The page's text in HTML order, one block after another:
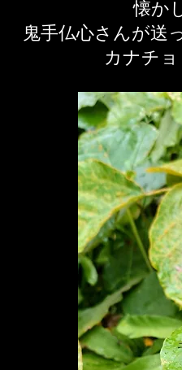
懐か
鬼手仏心さんが送
カナチ